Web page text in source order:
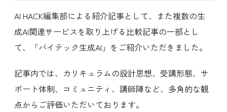
AI HACK編集部による紹介記事として、また複数の生
成AI関連サービスを取り上げる比較記事の一部とし
て、「バイテック生成AI」をご紹介いただきました。
記事内では、カリキュラムの設計思想、受講形態、サ
ポート体制、コミュニティ、講師陣など、多角的な観
点からご評価いただいております。